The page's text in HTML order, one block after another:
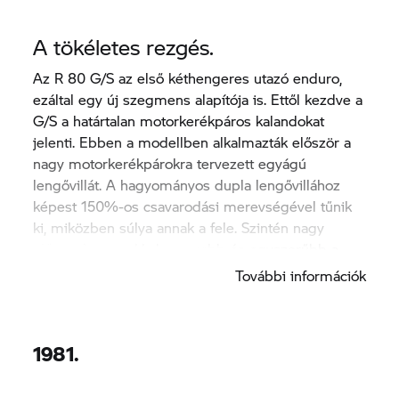
A tökéletes rezgés.
Az R 80 G/S az első kéthengeres utazó enduro,
ezáltal egy új szegmens alapítója is. Ettől kezdve a
G/S a határtalan motorkerékpáros kalandokat
jelenti. Ebben a modellben alkalmazták először a
nagy motorkerékpárokra tervezett egyágú
lengővillát. A hagyományos dupla lengővillához
képest 150%-os csavarodási merevségével tűnik
ki, miközben súlya annak a fele. Szintén nagy
További információk
1981.